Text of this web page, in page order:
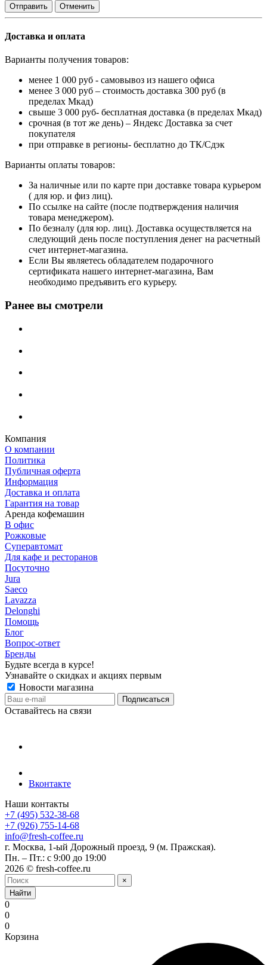
Отменить
Доставка и оплата
Варианты получения товаров:
менее 1 000 руб - самовывоз из нашего офиса
менее 3 000 руб – стоимость доставка 300 руб (в
пределах Мкад)
свыше 3 000 руб- бесплатная доставка (в пределах Мкад)
срочная (в тот же день) – Яндекс Доставка за счет
покупателя
при отправке в регионы- бесплатно до ТК/Сдэк
Варианты оплаты товаров:
За наличные или по карте при доставке товара курьером
( для юр. и физ лиц).
По ссылке на сайте (после подтверждения наличия
товара менеджером).
По безналу (для юр. лиц). Доставка осуществляется на
следующий день после поступления денег на расчетный
счет интернет-магазина.
Если Вы являетесь обладателем подарочного
сертификата нашего интернет-магазина, Вам
необходимо предъявить его курьеру.
Ранее вы смотрели
Компания
О компании
Политика
Публичная оферта
Информация
Доставка и оплата
Гарантия на товар
Аренда кофемашин
В офис
Рожковые
Суперавтомат
Для кафе и ресторанов
Посуточно
Jura
Saeco
Lavazza
Delonghi
Помощь
Блог
Вопрос-ответ
Бренды
Будьте всегда в курсе!
Узнавайте о скидках и акциях первым
Новости магазина
Оставайтесь на связи
Вконтакте
Наши контакты
+7 (495) 532-38-68
+7 (926) 755-14-68
info@fresh-coffee.ru
г. Москва, 1-ый Дорожный проезд, 9 (м. Пражская).
Пн. – Пт.: с 9:00 до 19:00
2026 © fresh-coffee.ru
×
Найти
0
0
0
Корзина